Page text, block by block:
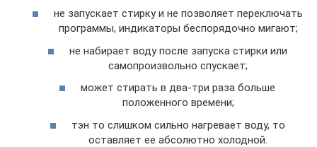
не запускает стирку и не позволяет переключать
программы, индикаторы беспорядочно мигают;
не набирает воду после запуска стирки или
самопроизвольно спускает;
может стирать в два-три раза больше
положенного времени;
тэн то слишком сильно нагревает воду, то
оставляет ее абсолютно холодной.